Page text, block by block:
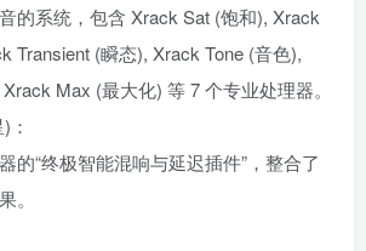
的系统，包含 Xrack Sat (饱和), Xrack
Transient (瞬态), Xrack Tone (音色),
Max (最大化) 等 7 个专业处理器。
：
的“终极智能混响与延迟插件”，整合了
。